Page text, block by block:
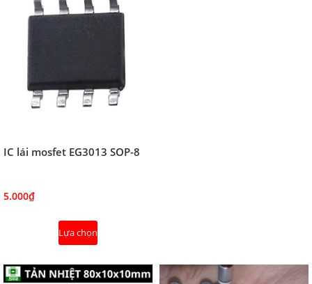
IC lái mosfet EG3013 SOP-8
5.000₫
Lựa chọn